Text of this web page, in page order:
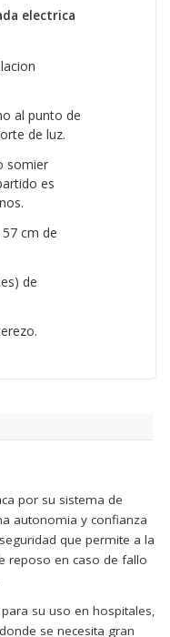
electrica
al punto de
de luz.
somier
es
cm de
de
por su sistema de
autonomia y confianza
que permite a la
reposo en caso de fallo
su uso en hospitales,
se necesita gran